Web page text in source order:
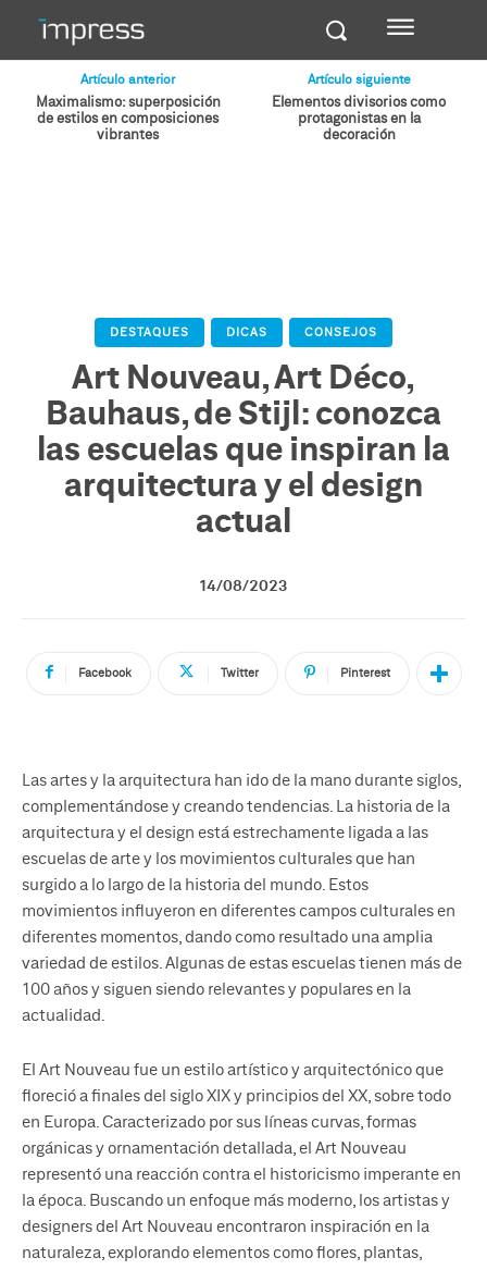
Artículo anterior
Maximalismo: superposición
de estilos en composiciones
vibrantes
Artículo siguiente
Elementos divisorios como
protagonistas en la
decoración
DESTAQUES DICAS CONSEJOS
Art Nouveau, Art Déco,
Bauhaus, de Stijl: conozca
las escuelas que inspiran la
arquitectura y el design
actual
14/08/2023
Facebook Twitter Pinterest
Las artes y la arquitectura han ido de la mano durante siglos,
complementándose y creando tendencias. La historia de la
arquitectura y el design está estrechamente ligada a las
escuelas de arte y los movimientos culturales que han
surgido a lo largo de la historia del mundo. Estos
movimientos influyeron en diferentes campos culturales en
diferentes momentos, dando como resultado una amplia
variedad de estilos. Algunas de estas escuelas tienen más de
100 años y siguen siendo relevantes y populares en la
actualidad.
El Art Nouveau fue un estilo artístico y arquitectónico que
floreció a finales del siglo XIX y principios del XX, sobre todo
en Europa. Caracterizado por sus líneas curvas, formas
orgánicas y ornamentación detallada, el Art Nouveau
representó una reacción contra el historicismo imperante en
la época. Buscando un enfoque más moderno, los artistas y
designers del Art Nouveau encontraron inspiración en la
naturaleza, explorando elementos como flores, plantas,